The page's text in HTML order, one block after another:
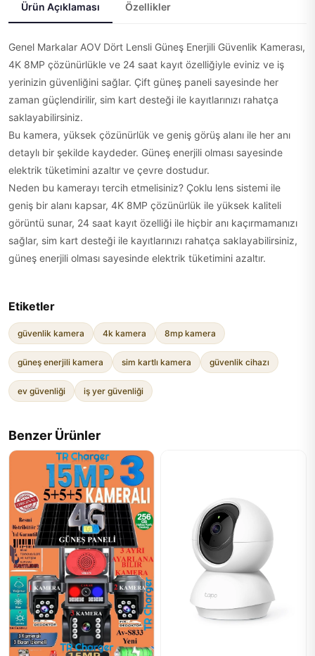
Ürün Açıklaması Özellikler
Genel Markalar AOV Dört Lensli Güneş Enerjili Güvenlik Kamerası,
4K 8MP çözünürlükle ve 24 saat kayıt özelliğiyle eviniz ve iş
yerinizin güvenliğini sağlar. Çift güneş paneli sayesinde her
zaman güçlendirilir, sim kart desteği ile kayıtlarınızı rahatça
saklayabilirsiniz.
Bu kamera, yüksek çözünürlük ve geniş görüş alanı ile her anı
detaylı bir şekilde kaydeder. Güneş enerjili olması sayesinde
elektrik tüketimini azaltır ve çevre dostudur.
Neden bu kamerayı tercih etmelisiniz? Çoklu lens sistemi ile
geniş bir alanı kapsar, 4K 8MP çözünürlük ile yüksek kaliteli
görüntü sunar, 24 saat kayıt özelliği ile hiçbir anı kaçırmamanızı
sağlar, sim kart desteği ile kayıtlarınızı rahatça saklayabilirsiniz,
güneş enerjili olması sayesinde elektrik tüketimini azaltır.
Etiketler
güvenlik kamera 4k kamera 8mp kamera
güneş enerjili kamera sim kartlı kamera güvenlik cihazı
ev güvenliği iş yer güvenliği
Benzer Ürünler